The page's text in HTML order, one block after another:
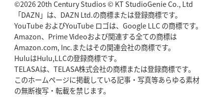
2026年4月23日(木)更新
元代表ラピース、今季限りで引退「クボタは10年いた自分のホーム」
2026年4月16日(木)更新
BL東京「強化拠点」を「共有財産」に新クラブハウスは「皆に開かれ
た空間」
©2026 20th Century Studios © KT StudioGenie Co., Ltd
「DAZN」は、DAZN Ltd.の商標または登録商標です。
YouTube およびYouTube ロゴは、Google LLC の商標です。
Amazon、Prime Videoおよび関連する全ての商標は
Amazon.com, Inc.またはその関連会社の商標です。
HuluはHulu,LLCの登録商標です。
TELASAは、TELASA株式会社の商標または登録商標です。
このホームページに掲載している記事・写真等あらゆる素材
の無断複写・転載を禁じます。